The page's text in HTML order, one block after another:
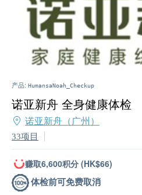
产品: HumansaNoah_Checkup
诺亚新舟 全身健康体检
诺亚新舟（广州）
33项目
赚取6,600积分 (HK$66)
体检前可免费取消